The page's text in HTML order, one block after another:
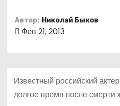
Автор: Николай Быков
Фев 21, 2013
Известный российский
долгое время после смерти